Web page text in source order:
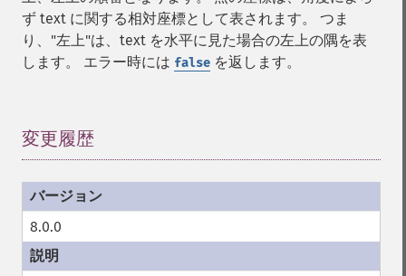
ず text に関する相対座標として表されます。 つま
り、"左上"は、text を水平に見た場合の左上の隅を表
します。 エラー時には false を返します。
変更履歴
8.0.0